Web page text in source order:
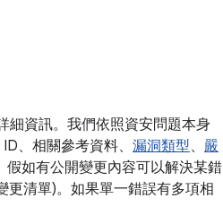
資訊。我們依照資安問題本身
、相關參考資料、 漏洞類型、 嚴
如有公開變更內容可以解決某錯
更清單)。如果單一錯誤有多項相